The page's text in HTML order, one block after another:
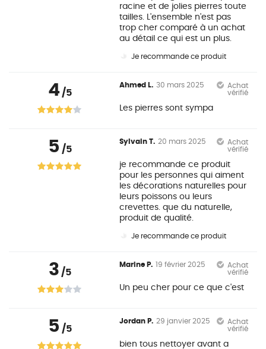
racine et de jolies pierres toute
tailles. L'ensemble n'est pas
trop cher comparé à un achat
au détail ce qui est un plus.
Je recommande ce produit
4/5
Ahmed L. 30 mars 2025
Achat
vérifié
Les pierres sont sympa
5 /5
Sylvain T. 20 mars 2025
Achat
vérifié
je recommande ce produit
pour les personnes qui aiment
les décorations naturelles pour
leurs poissons ou leurs
crevettes. que du naturelle,
produit de qualité.
Je recommande ce produit
3 /5
Marine P. 19 février 2025
Achat
vérifié
Un peu cher pour ce que c'est
5 /5
Jordan P. 29 janvier 2025
Achat
vérifié
bien tous nettoyer avant a